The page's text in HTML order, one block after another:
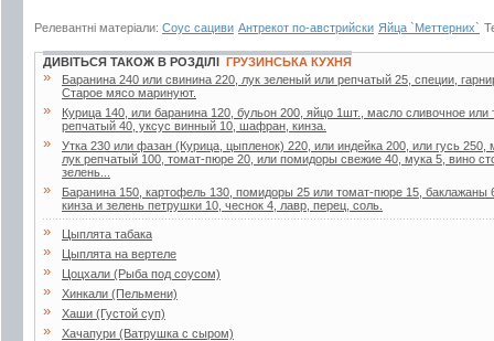
Релевантні матеріали: Соус сациви Антрекот по-австрийски Яйца `Меттерних`
ДИВІТЬСЯ ТАКОЖ В РОЗДІЛІ ГРУЗИНСЬКА КУХНЯ
»
Баранина 240 или свинина 220, лук зеленый или репчатый 25, специи,
Старое мясо маринуют.
»
Курица 140, или баранина 120, бульон 200, яйцо 1шт., масло сливочное
репчатый 40, уксус винный 10, шафран, кинза.
»
Утка 230 или фазан (Курица, цыпленок) 220, или индейка 200, или гусь
лук репчатый 100, томат-пюре 20, или помидоры свежие 40, мука 5, вино
зелень...
»
Баранина 150, картофель 130, помидоры 25 или томат-пюре 15, баклажаны
кинза и зелень петрушки 10, чеснок 4, лавр, перец, соль.
» Цыплята табака
» Цыплята на вертеле
» Цоцхали (Рыба под соусом)
» Хинкали (Пельмени)
» Хаши (Густой суп)
» Хачапури (Ватрушка с сыром)